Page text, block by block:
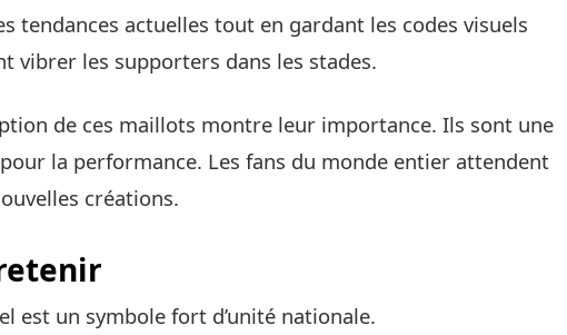
tendances actuelles tout en gardant les codes visuels
vibrer les supporters dans les stades.
de ces maillots montre leur importance. Ils sont une
pour la performance. Les fans du monde entier attendent
créations.
est un symbole fort d’unité nationale.